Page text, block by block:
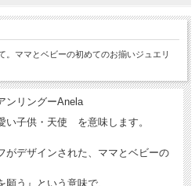
。ママとベビーの初めてのお揃いジュエリ
ンリングーAnela
子供・天使 を意味します。
がデザインされた、ママとベビーの
う』という意味で、